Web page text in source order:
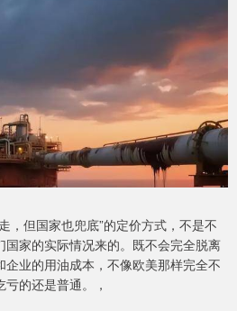
，但国家也兜底”的定价方式，不是不
家的实际情况来的。既不会完全脱离
业的用油成本，不像欧美那样完全不
的还是普通。，